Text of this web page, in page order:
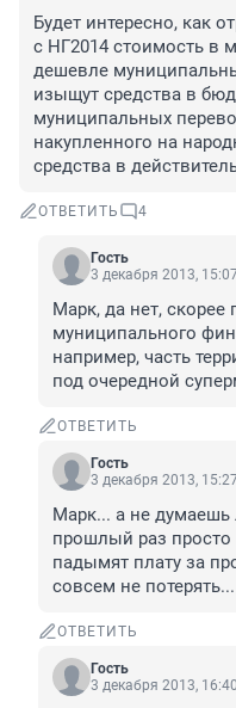
Будет интересно, как
с НГ2014 стоимость в
дешевле
изыщут средства в
муниципальных
накупленного на
средства в
ОТВЕТИТЬ 4
Гость
3 декабря 2013,
Марк, да нет, скорее
муниципального
например, часть
под очередной
ОТВЕТИТЬ
Гость
3 декабря 2013,
Марк... а не думаешь
прошлый раз
падымят плату за
совсем не потерять...
ОТВЕТИТЬ
Гость
3 декабря 2013, 16:40